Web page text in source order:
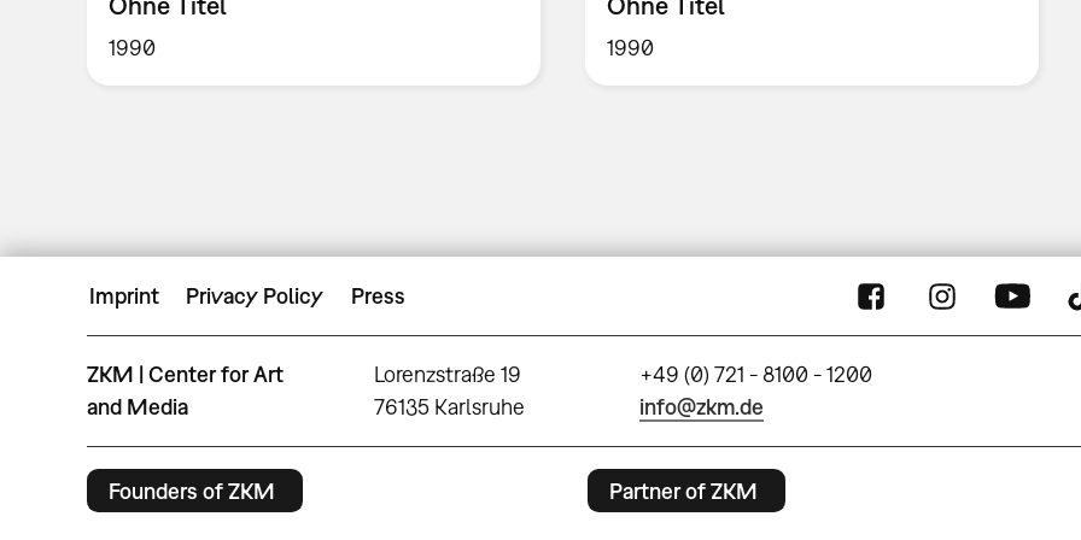
1990 1990
Imprint Privacy Policy Press
ZKM | Center for Art
and Media
Lorenzstraße 19
76135 Karlsruhe
+49 (0) 721 - 8100 - 1200
info@zkm.de
Founders of ZKM Partner of ZKM